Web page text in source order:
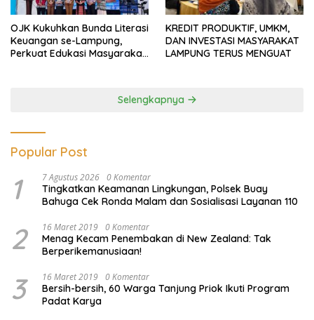
OJK Kukuhkan Bunda Literasi
Keuangan se-Lampung,
Perkuat Edukasi Masyarakat
KREDIT PRODUKTIF, UMKM,
DAN INVESTASI MASYARAKAT
LAMPUNG TERUS MENGUAT
Selengkapnya
Popular Post
1 7 Agustus 2026 0 Komentar
Tingkatkan Keamanan Lingkungan, Polsek Buay
Bahuga Cek Ronda Malam dan Sosialisasi Layanan 110
2 16 Maret 2019 0 Komentar
Menag Kecam Penembakan di New Zealand: Tak
Berperikemanusiaan!
3 16 Maret 2019 0 Komentar
Bersih-bersih, 60 Warga Tanjung Priok Ikuti Program
Padat Karya